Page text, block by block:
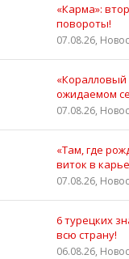
«Карма»:
повороты!
07.08.26,
ожидаемом
07.08.26,
«Там, где
виток в
07.08.26,
6 турецких
всю страну!
06.08.26,